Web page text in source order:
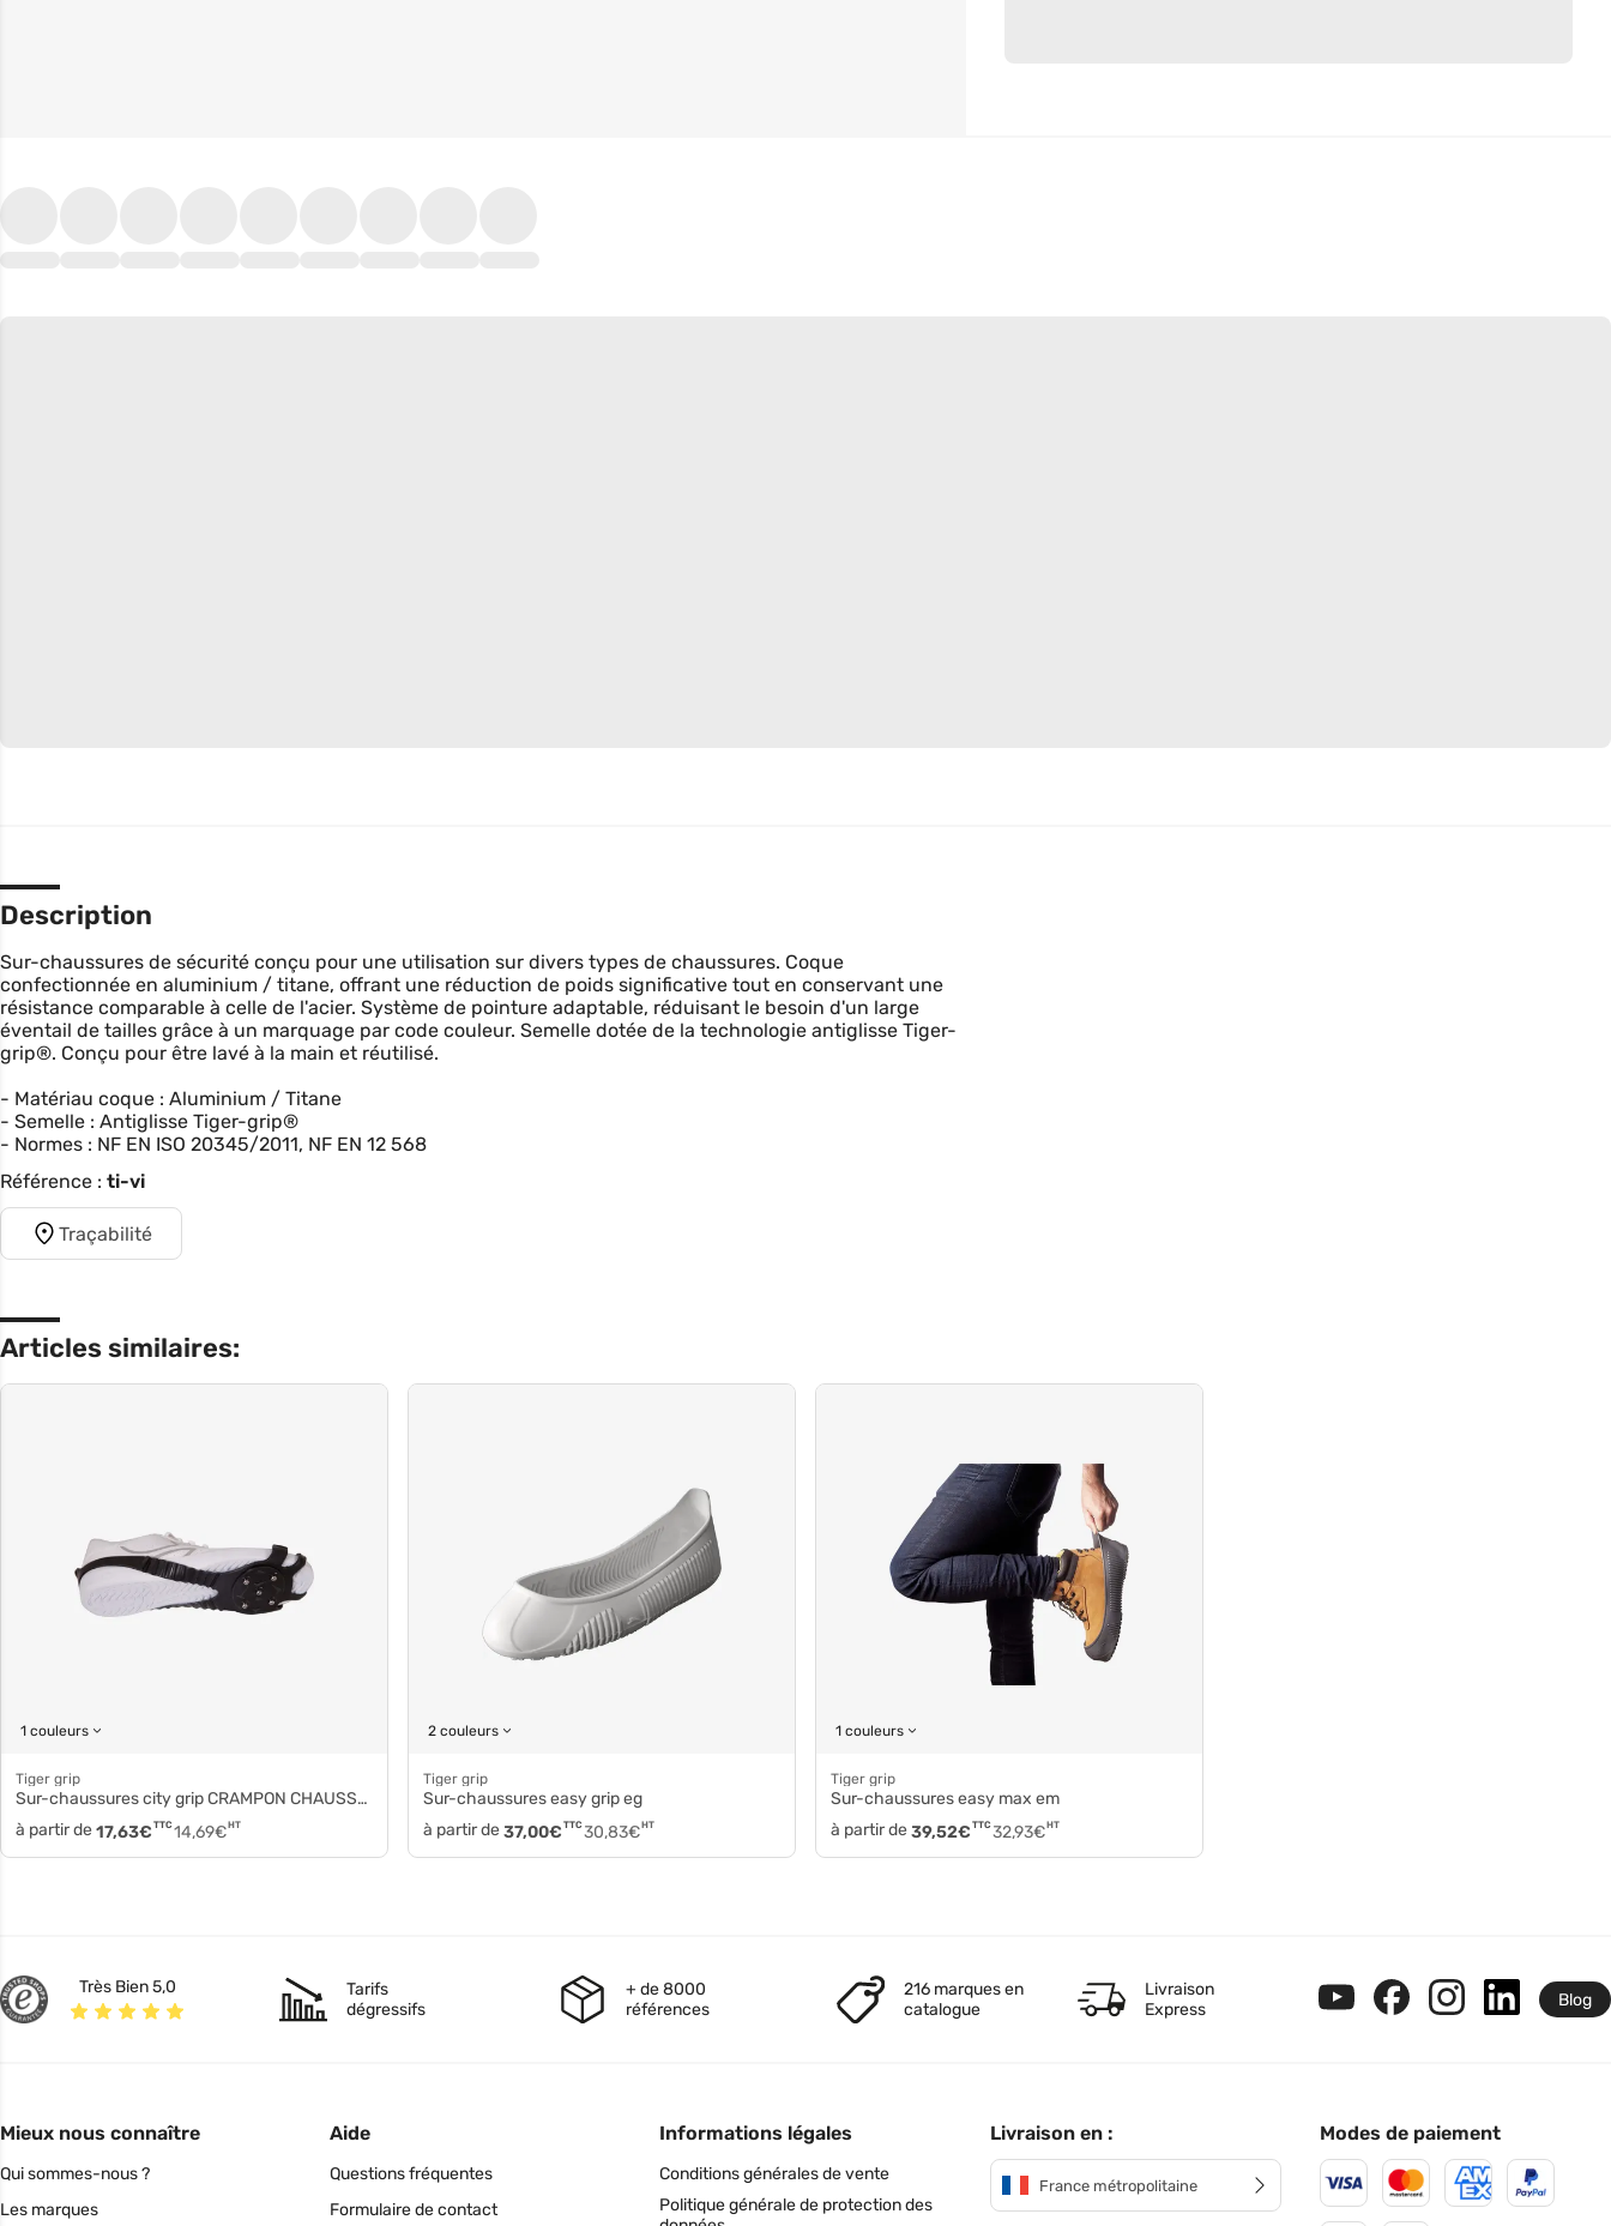
Description
Sur-chaussures de sécurité conçu pour une utilisation sur divers types de chaussures. Coque
confectionnée en aluminium / titane, offrant une réduction de poids significative tout en conservant une
résistance comparable à celle de l'acier. Système de pointure adaptable, réduisant le besoin d'un large
éventail de tailles grâce à un marquage par code couleur. Semelle dotée de la technologie antiglisse Tiger-
grip®. Conçu pour être lavé à la main et réutilisé.
- Matériau coque : Aluminium / Titane
- Semelle : Antiglisse Tiger-grip®
- Normes : NF EN ISO 20345/2011, NF EN 12 568
Référence : ti-vi
Traçabilité
Articles similaires:
1 couleurs
Tiger grip
Sur-chaussures city grip CRAMPON CHAUSSURE NEIGE cg
à partir de
14,69€HT
17,63€ TTC
2 couleurs
Tiger grip
Sur-chaussures easy grip eg
à partir de
30,83€HT
37,00€ TTC
1 couleurs
Tiger grip
Sur-chaussures easy max em
à partir de
32,93€HT
39,52€ TTC
Très Bien 5,0
Tarifs
dégressifs
+ de 8000
références
216 marques en
catalogue
Livraison
Express
Blog
Mieux nous connaître
Qui sommes-nous ?
Les marques
Aide
Questions fréquentes
Formulaire de contact
Informations légales
Conditions générales de vente
Politique générale de protection des
Livraison en :
France métropolitaine
Modes de paiement